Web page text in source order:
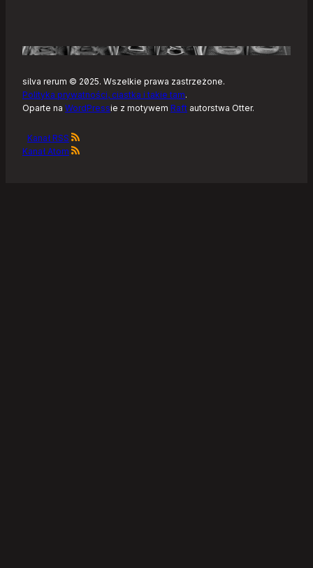
silva rerum © 2025. Wszelkie prawa zastrzeżone.
Polityka prywatności, ciastka i takie tam.
Oparte na WordPressie z motywem Raft autorstwa Otter.
Kanał RSS
Kanał Atom